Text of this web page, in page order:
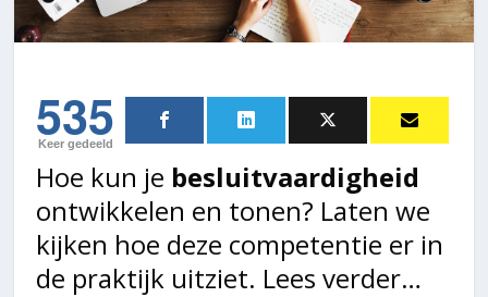
535
Keer gedeeld
Hoe kun je besluitvaardigheid
ontwikkelen en tonen? Laten we
kijken hoe deze competentie er in
de praktijk uitziet. Lees verder…